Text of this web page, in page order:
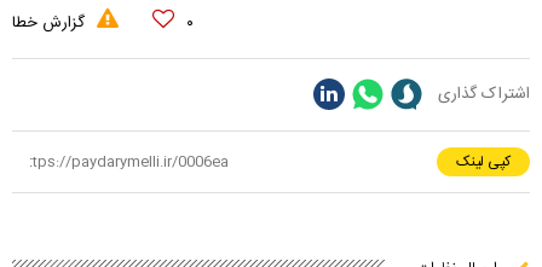
۰ گزارش خطا
اشتراک گذاری
کپی لینک